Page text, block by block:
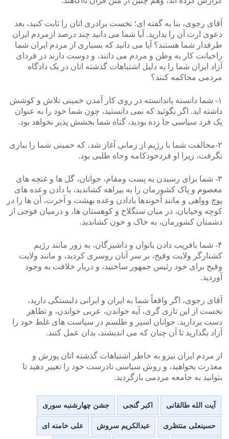
آقای رجوی، بنا به گفته ای؛ نخست برادری اتان را ثابت کنید، بعد
دعوی ارث آن را بدارید. آیا شما می دانید چند درصد ازمردم ایران
طرفدار شما هستند؟ آیا می دانید که بسیاری از مردم ایران شما
راخیانت کار به وطن و مردم می دانند، و دوست دارند در فردای
آزاد ایران شما را به دلیل اشتباهات گذشته اتان در یک دادگاه
مردمی محاکمه کنند؟
۱- شما دانسته یاندانسته در روی کار آمدن خمینی تلاش و کوشش
داشته اید. اگر بگوئید که نمی دانستید، چون شما خود را به عنوان
یک فرد سیاسی جا زده بودید، گناه شما بخشش پذیر نخواهد بود.
۲-مخالفت شما با رژیم از زمانی آغاز شد، که خمینی شما را ببازی
نگرفت، زیرا او فردخودکامه وجاه طلبی بود.
۳- شما برای رسیدن به پست ومقام، جوانان، گل ها و غنچه های
معصوم و پاک کشورمان را به بیراهه کشاندید، با دادن وعده های
پوچ وواهی و مانند آخوندها بادادن وعده بهشت و آخرت، آن ها را در
کوچه وخیابان، در میان سنگلاخ و کوهستان ها، و درمیان فوجی از
دشمنان کشورمان، به خاک و خون کشاندید.
۴- شما بافریب دادن بانوان و داشیزگان، به زور مانند رژیم
کشتارگر ولایت وقیح، بر سر آنان روسری کردید، و مانند ولایت
وقیح برای خود رئیس جمهور ساختید، و دربار خلافت به وجود
آوردید.
آقای رجوی، اگر واقعاً شما به ایران و ایرانی دلبستگی دارید،
نخست از این تازی گری، آیه خواندن، عربی خواندن، و تظاهر
دست بردارید. جوانان اسیر و طلسم در سیاست های غلط خود را
آزاد بگذارید تا آن چنان که می اندیشند، بدان عمل کنند.
از مردم ایران نیزو به خاطر اشتباهات گذشته اتان پوزش و
معذرت بخواهید، و روش سیاسی نادرست خود را تغییر دهید تا
بتوانید به جامعه مردمی بازگردید.
آیت الله طالقانی اکبر گنجی جشن چهارشنبه سوری
حسینعلی منتظری عبدالکریم سروش علی خامنه ای